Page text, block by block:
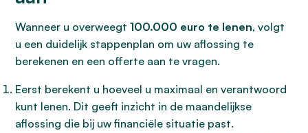
Wanneer u overweegt 100.000 euro te lenen, volgt
u een duidelijk stappenplan om uw aflossing te
berekenen en een offerte aan te vragen.
Eerst berekent u hoeveel u maximaal en verantwoord
kunt lenen. Dit geeft inzicht in de maandelijkse
aflossing die bij uw financiële situatie past.